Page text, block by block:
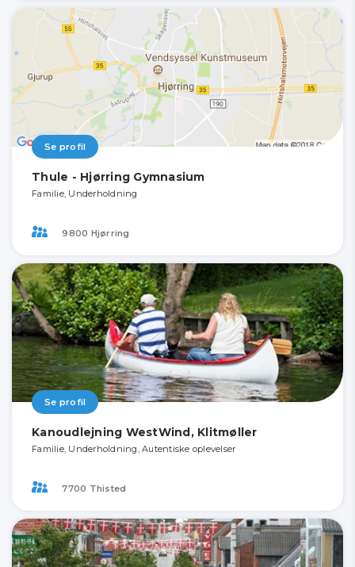
Se profil
Thule - Hjørring Gymnasium
Familie, Underholdning
9800 Hjørring
Se profil
Kanoudlejning WestWind, Klitmøller
Familie, Underholdning, Autentiske oplevelser
7700 Thisted